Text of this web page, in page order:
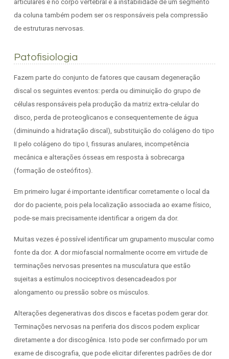
articulares e no corpo vertebral e a instabilidade de um segmento
da coluna também podem ser os responsáveis pela compressão
de estruturas nervosas.
Patofisiologia
Fazem parte do conjunto de fatores que causam degeneração
discal os seguintes eventos: perda ou diminuição do grupo de
células responsáveis pela produção da matriz extra-celular do
disco, perda de proteoglicanos e consequentemente de água
(diminuindo a hidratação discal), substituição do colágeno do tipo
II pelo colágeno do tipo I, fissuras anulares, incompetência
mecânica e alterações ósseas em resposta à sobrecarga
(formação de osteófitos).
Em primeiro lugar é importante identificar corretamente o local da
dor do paciente, pois pela localização associada ao exame físico,
pode-se mais precisamente identificar a origem da dor.
Muitas vezes é possível identificar um grupamento muscular como
fonte da dor. A dor miofascial normalmente ocorre em virtude de
terminações nervosas presentes na musculatura que estão
sujeitas a estímulos nociceptivos desencadeados por
alongamento ou pressão sobre os músculos.
Alterações degenerativas dos discos e facetas podem gerar dor.
Terminações nervosas na periferia dos discos podem explicar
diretamente a dor discogênica. Isto pode ser confirmado por um
exame de discografia, que pode elicitar diferentes padrões de dor